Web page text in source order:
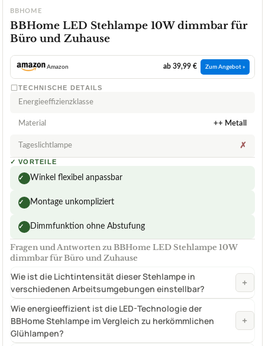
BBHOME
BBHome LED Stehlampe 10W dimmbar für
Büro und Zuhause
Amazon ab 39,99 € Zum Angebot »
TECHNISCHE DETAILS
Energieeffizienzklasse
Material ++ Metall
Tageslichtlampe ✗
✓ VORTEILE
✓ Winkel flexibel anpassbar
✓ Montage unkompliziert
✓ Dimmfunktion ohne Abstufung
Fragen und Antworten zu BBHome LED Stehlampe 10W
dimmbar für Büro und Zuhause
Wie ist die Lichtintensität dieser Stehlampe in
verschiedenen Arbeitsumgebungen einstellbar?
+
Wie energieeffizient ist die LED-Technologie der
BBHome Stehlampe im Vergleich zu herkömmlichen
Glühlampen?
+